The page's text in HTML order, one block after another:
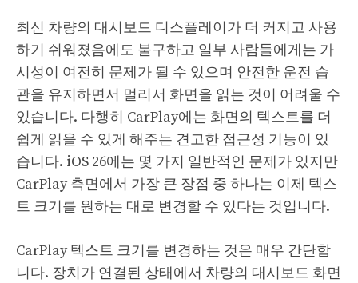
최신 차량의 대시보드 디스플레이가 더 커지고 사용
하기 쉬워졌음에도 불구하고 일부 사람들에게는 가
시성이 여전히 문제가 될 수 있으며 안전한 운전 습
관을 유지하면서 멀리서 화면을 읽는 것이 어려울 수
있습니다. 다행히 CarPlay에는 화면의 텍스트를 더
쉽게 읽을 수 있게 해주는 견고한 접근성 기능이 있
습니다. iOS 26에는 몇 가지 일반적인 문제가 있지만
CarPlay 측면에서 가장 큰 장점 중 하나는 이제 텍스
트 크기를 원하는 대로 변경할 수 있다는 것입니다.
CarPlay 텍스트 크기를 변경하는 것은 매우 간단합
니다. 장치가 연결된 상태에서 차량의 대시보드 화면